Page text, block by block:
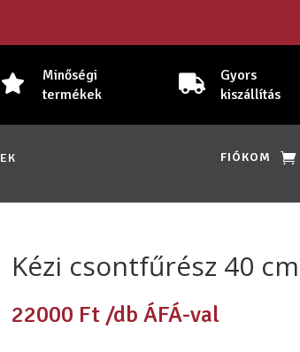

Minőségi
termékek

Gyors
kiszállítás
FIÓKOM
Kézi csontfűrész 40
22000 Ft /db ÁFÁ-val